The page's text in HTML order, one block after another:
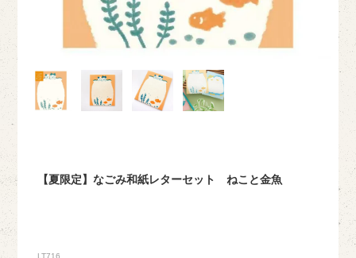
【夏限定】なごみ和紙レターセット ねこと金魚
LT716